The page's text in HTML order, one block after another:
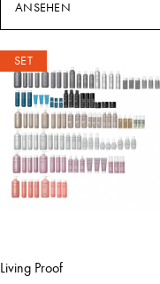
ANSEHEN
SET
Living Proof